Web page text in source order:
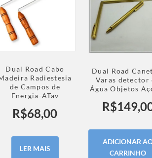
Dual Road Cabo
Radiestesia
de Campos de
Energia-ATav
R$68,00
LER MAIS
Dual Road
Varas detector
Água Objetos
R$
ADICIONAR
CARRINHO